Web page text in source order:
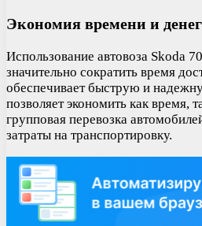
Экономия времени и денег
Использование автовоза Skoda
значительно сократить время
обеспечивает быструю и
позволяет экономить как время,
групповая перевозка
затраты на транспортировку.